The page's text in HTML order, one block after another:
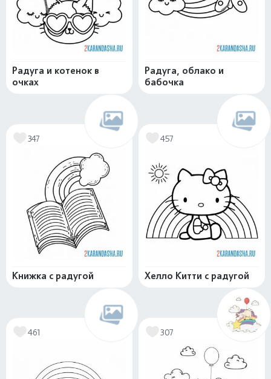
Радуга и котенок в
очках
Радуга, облако и
бабочка
347
Книжка с радугой
457
Хелло Китти с радугой
461 307